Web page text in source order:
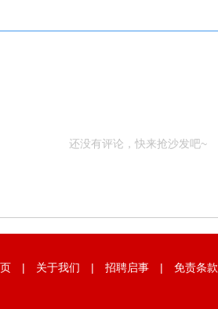
还没有评论，快来抢沙发吧~
| 关于我们 | 招聘启事 | 免责条款